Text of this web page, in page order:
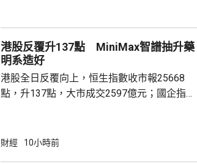
多項資金管理措施令股市波動，業主買家均轉
趨觀望，部分業主...
港股反覆升137點 MiniMax智譜抽升藥
明系造好
港股全日反覆向上，恒生指數收市報25668
點，升137點，大市成交2597億元；國企指數
股急升，MiniMax(00100.HK)升近1成，報
財經 10小時前